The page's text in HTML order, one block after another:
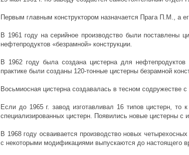
Первым главным конструктором назначается Прага П.М., а
В 1961 году на серийное производство были поставлены
нефтепродуктов «безрамной» конструкции.
В 1962 году была создана цистерна для
практике были созданы 120-тонные цистерны безрамной
Восьмиосная цистерна создавалась в тесном содружестве
Если до 1965 г. завод изготавливал 16 типов цистерн,
специализированных цистерн. Появились новые цистерны с
В 1968 году осваивается производство новых
с некоторыми модификациями выпускаются до настоящего